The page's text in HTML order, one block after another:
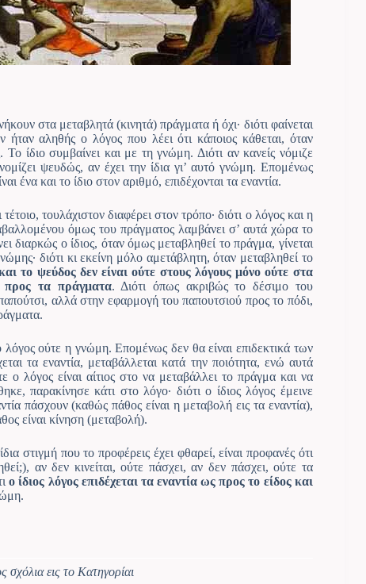
στα μεταβλητά (κινητά) πράγματα ή όχι· διότι φαίνεται
αληθής ο λόγος που λέει ότι κάποιος κάθεται, όταν
ίδιο συμβαίνει και με τη γνώμη. Διότι αν κανείς νόμιζε
ψευδώς, αν έχει την ίδια γι’ αυτό γνώμη. Επομένως
ένα και το ίδιο στον αριθμό, επιδέχονται τα εναντία.
τουλάχιστον διαφέρει στον τρόπο· διότι ο λόγος και η
όμως του πράγματος λαμβάνει σ’ αυτά χώρα το
διαρκώς ο ίδιος, όταν όμως μεταβληθεί το πράγμα, γίνεται
διότι κι εκείνη μόλο αμετάβλητη, όταν μεταβληθεί το
το ψεύδος δεν είναι ούτε στους λόγους μόνο ούτε στα
τα πράγματα. Διότι όπως ακριβώς το δέσιμο του
αλλά στην εφαρμογή του παπουτσιού προς το πόδι,
λόγος ούτε η γνώμη. Επομένως δεν θα είναι επιδεκτικά των
τα εναντία, μεταβάλλεται κατά την ποιότητα, ενώ αυτά
ο λόγος είναι αίτιος στο να μεταβάλλει το πράγμα και να
παρακίνησε κάτι στο λόγο· διότι ο ίδιος λόγος έμεινε
πάσχουν (καθώς πάθος είναι η μεταβολή εις τα εναντία),
είναι κίνηση (μεταβολή).
στιγμή που το προφέρεις έχει φθαρεί, είναι προφανές ότι
αν δεν κινείται, ούτε πάσχει, αν δεν πάσχει, ούτε τα
ο ίδιος λόγος επιδέχεται τα εναντία ως προς το είδος και
σχόλια εις το Κατηγορίαι